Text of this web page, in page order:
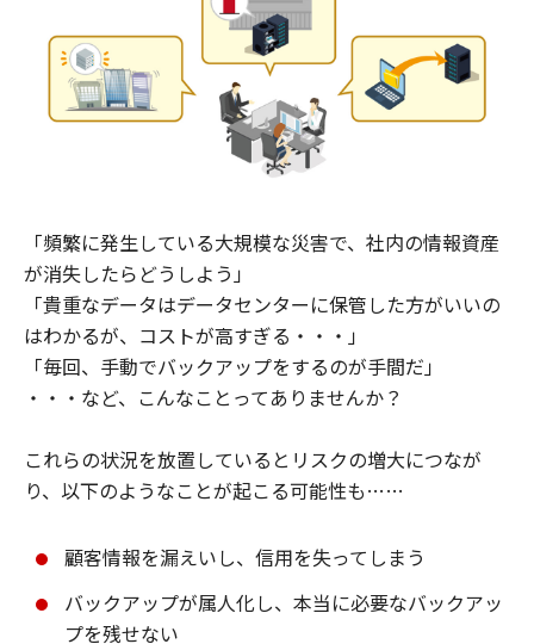
「頻繁に発生している大規模な災害で、社内の情報資産
が消失したらどうしよう」
「貴重なデータはデータセンターに保管した方がいいの
はわかるが、コストが高すぎる・・・」
「毎回、手動でバックアップをするのが手間だ」
・・・など、こんなことってありませんか？
これらの状況を放置しているとリスクの増大につなが
り、以下のようなことが起こる可能性も……
顧客情報を漏えいし、信用を失ってしまう
バックアップが属人化し、本当に必要なバックアッ
プを残せない